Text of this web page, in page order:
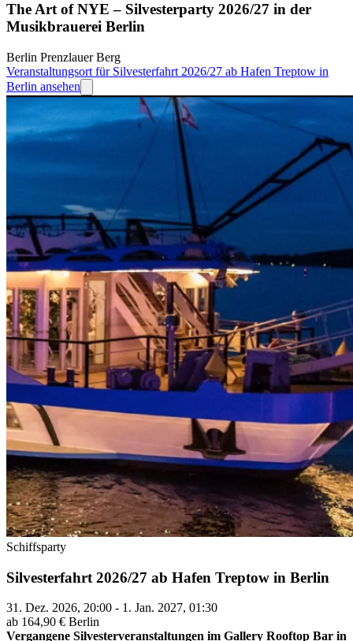
The Art of NYE – Silvesterparty 2026/27 in der
Musikbrauerei Berlin
Berlin Prenzlauer Berg
Veranstaltungsort für Silvesterfahrt 2026/27 ab Hafen Treptow in
Berlin ansehen
Schiffsparty
Silvesterfahrt 2026/27 ab Hafen Treptow in Berlin
31. Dez. 2026, 20:00 - 1. Jan. 2027, 01:30
ab 164,90 € Berlin
Vergangene Silvesterveranstaltungen im Gallery Rooftop Bar in